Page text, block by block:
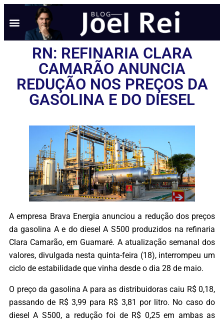
RN: REFINARIA CLARA
CAMARÃO ANUNCIA
REDUÇÃO NOS PREÇOS DA
GASOLINA E DO DIESEL
A empresa Brava Energia anunciou a redução dos preços
da gasolina A e do diesel A S500 produzidos na refinaria
Clara Camarão, em Guamaré. A atualização semanal dos
valores, divulgada nesta quinta-feira (18), interrompeu um
ciclo de estabilidade que vinha desde o dia 28 de maio.
O preço da gasolina A para as distribuidoras caiu R$ 0,18,
passando de R$ 3,99 para R$ 3,81 por litro. No caso do
diesel A S500, a redução foi de R$ 0,25 em ambas as